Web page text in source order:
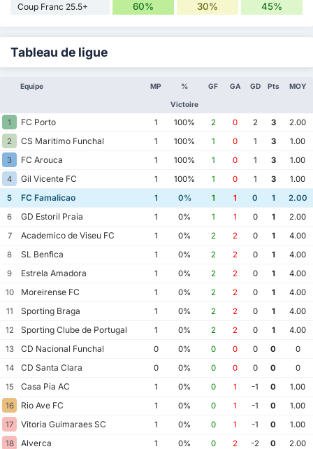
Coup Franc 25.5+ 60% 30% 45%
Tableau de ligue
Equipe MP %
Victoire
GF GA GD Pts MOY
1 FC Porto 1 100% 2 0 2 3
2.00
2
CS Maritimo Funchal 1 100% 1 0 1 3
1.00
3
FC Arouca 1 100% 1 0 1 3
1.00
4
Gil Vicente FC 1 100% 1 0 1 3
1.00
5
FC Famalicao 1 0% 1 1 0 1
2.00
6
GD Estoril Praia 1 0% 1 1 0 1
2.00
7
Academico de Viseu FC 1 0% 2 2 0 1
4.00
8
SL Benfica 1 0% 2 2 0 1
4.00
9
Estrela Amadora 1 0% 2 2 0 1
4.00
10
Moreirense FC 1 0% 2 2 0 1
4.00
11
Sporting Braga 1 0% 2 2 0 1
4.00
12
Sporting Clube de Portugal 1 0% 2 2 0 1
4.00
13
CD Nacional Funchal 0 0% 0 0 0 0
0
14
CD Santa Clara 0 0% 0 0 0 0
0
15
Casa Pia AC 1 0% 0 1 -1 0
1.00
16
Rio Ave FC 1 0% 0 1 -1 0
1.00
17
Vitoria Guimaraes SC 1 0% 0 1 -1 0
1.00
18
Alverca 1 0% 0 2 -2 0 2.00